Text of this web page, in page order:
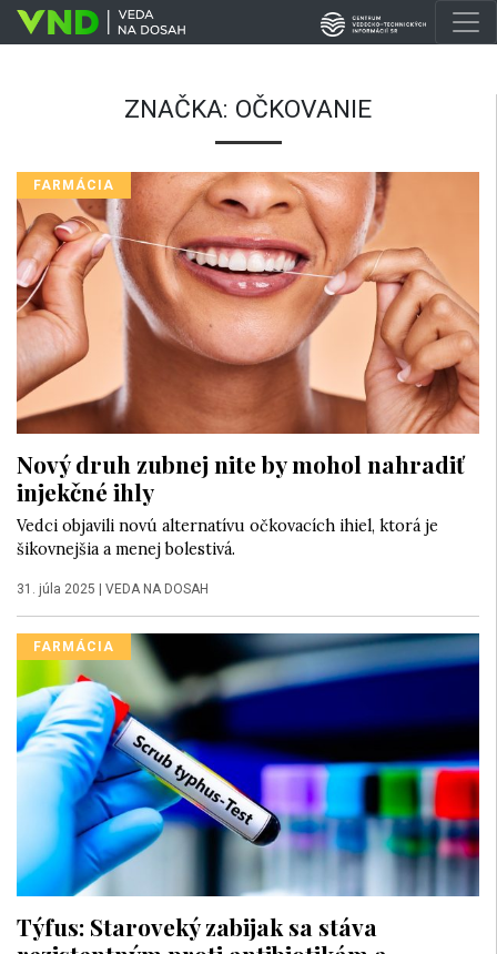
ZNAČKA: OČKOVANIE
FARMÁCIA
Nový druh zubnej nite by mohol nahradiť
injekčné ihly
Vedci objavili novú alternatívu očkovacích ihiel, ktorá je
šikovnejšia a menej bolestivá.
31. júla 2025 VEDA NA DOSAH
FARMÁCIA
Týfus: Staroveký zabijak sa stáva